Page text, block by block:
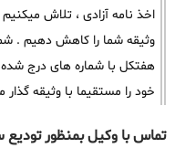
اخذ نامه آزادی ، تلاش
وثیقه شما را کاهش دهیم .
هفتکل با شماره های درج
خود را مستقیما با وثیقه
تماس با وکیل بمنظور